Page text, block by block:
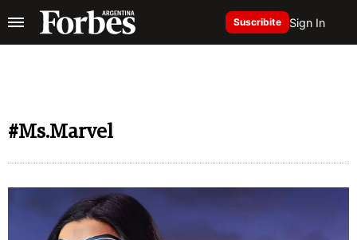
Suscribite Sign In
#Ms.Marvel